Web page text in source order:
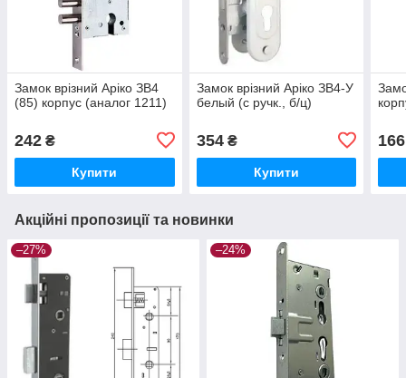
Замок врізний Арiко ЗВ4
(85) корпус (аналог 1211)
242 ₴
Купити
Замок врізний Аріко ЗВ4-У
белый (с ручк., б/ц)
354₴
Купити
166
Акційні пропозиції та новинки
–27% –24%